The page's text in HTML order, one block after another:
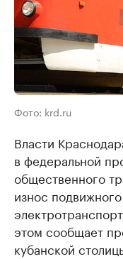
Фото: krd.ru
Власти
в федеральной
общественного
износ
этом сообщает
кубанской